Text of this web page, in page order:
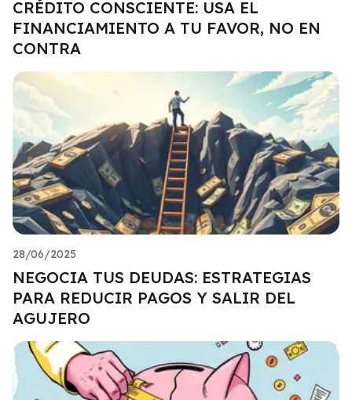
CRÉDITO CONSCIENTE: USA EL
FINANCIAMIENTO A TU FAVOR, NO EN
CONTRA
28/06/2025
NEGOCIA TUS DEUDAS: ESTRATEGIAS
PARA REDUCIR PAGOS Y SALIR DEL
AGUJERO